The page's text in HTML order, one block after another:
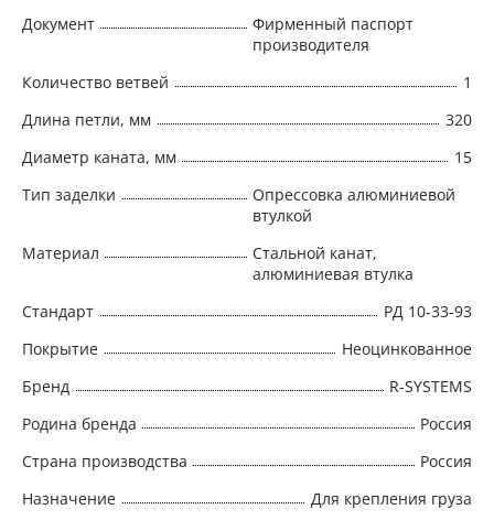
Документ
Фирменный паспорт
производителя
Количество ветвей
1
Длина петли, мм
320
Диаметр каната, мм
15
Тип заделки
Опрессовка алюминиевой
втулкой
Материал
Стальной канат,
алюминиевая втулка
Стандарт
РД 10-33-93
Покрытие
Неоцинкованное
Бренд
R-SYSTEMS
Родина бренда
Россия
Страна производства
Россия
Назначение
Для крепления груза